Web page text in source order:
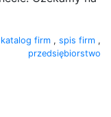
katalog firm , spis firm ,
przedsiębiorstwo